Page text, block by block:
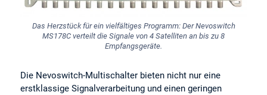
Das Herzstück für ein vielfältiges Programm: Der Nevoswitch
MS178C verteilt die Signale von 4 Satelliten an bis zu 8
Empfangsgeräte.
Die Nevoswitch-Multischalter bieten nicht nur eine
erstklassige Signalverarbeitung und einen geringen